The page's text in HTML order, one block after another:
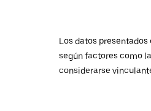
Los datos
según factores como
considerarse